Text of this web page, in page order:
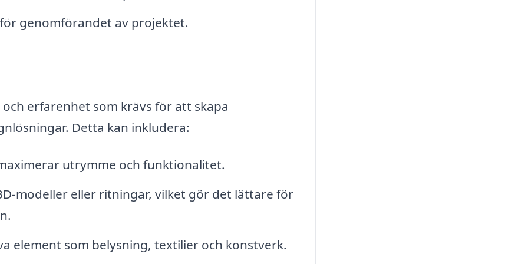
genomförandet av projektet.
erfarenhet som krävs för att skapa
Detta kan inkludera:
utrymme och funktionalitet.
modeller eller ritningar, vilket gör det lättare för
element som belysning, textilier och konstverk.